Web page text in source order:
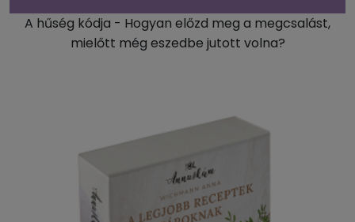
A hűség kódja - Hogyan előzd meg a megcsalást,
mielőtt még eszedbe jutott volna?